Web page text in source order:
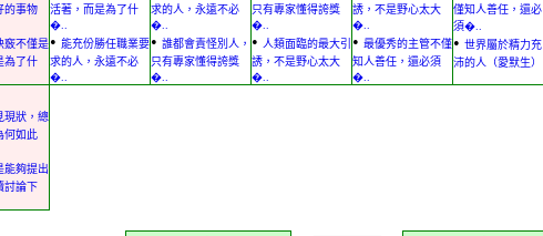
的事物
竅不僅是
為了什
活著，而是為了什
�..
• 能充份勝任職業要
求的人，永遠不必
�..
求的人，永遠不必
�..
• 誰都會責怪別人，
只有專家懂得誇獎
�..
只有專家懂得誇獎
�..
• 人類面臨的最大引
誘，不是野心太大
�..
誘，不是野心太大
�..
• 最優秀的主管不僅
知人善任，還必須
�..
僅知人善任，還必
須�..
• 世界屬於精力充
沛的人（愛默生）
現狀，總
何如此
能夠提出
討論下